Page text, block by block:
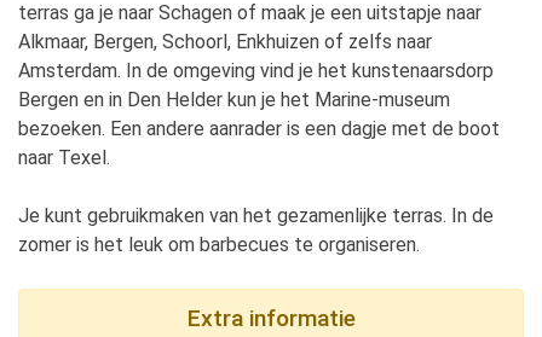
terras ga je naar Schagen of maak je een uitstapje naar
Alkmaar, Bergen, Schoorl, Enkhuizen of zelfs naar
Amsterdam. In de omgeving vind je het kunstenaarsdorp
Bergen en in Den Helder kun je het Marine-museum
bezoeken. Een andere aanrader is een dagje met de boot
naar Texel.
Je kunt gebruikmaken van het gezamenlijke terras. In de
zomer is het leuk om barbecues te organiseren.
Extra informatie